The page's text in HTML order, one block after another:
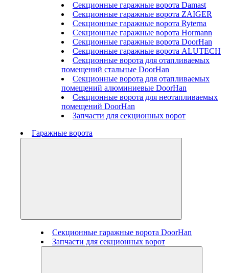
Секционные гаражные ворота Damast
Секционные гаражные ворота ZAIGER
Секционные гаражные ворота Ryterna
Секционные гаражные ворота Hormann
Секционные гаражные ворота DoorHan
Секционные гаражные ворота ALUTECH
Секционные ворота для отапливаемых
помещений стальные DoorHan
Секционные ворота для отапливаемых
помещений алюминиевые DoorHan
Секционные ворота для неотапливаемых
помещений DoorHan
Запчасти для секционных ворот
Гаражные ворота
Секционные гаражные ворота DoorHan
Запчасти для секционных ворот